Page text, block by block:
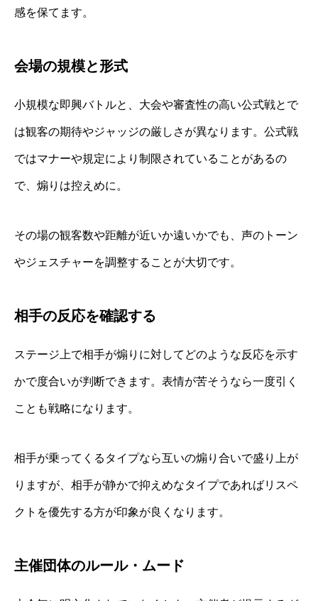
感を保てます。
会場の規模と形式
小規模な即興バトルと、大会や審査性の高い公式戦とで
は観客の期待やジャッジの厳しさが異なります。公式戦
ではマナーや規定により制限されていることがあるの
で、煽りは控えめに。
その場の観客数や距離が近いか遠いかでも、声のトーン
やジェスチャーを調整することが大切です。
相手の反応を確認する
ステージ上で相手が煽りに対してどのような反応を示す
かで度合いが判断できます。表情が苦そうなら一度引く
ことも戦略になります。
相手が乗ってくるタイプなら互いの煽り合いで盛り上が
りますが、相手が静かで抑えめなタイプであればリスペ
クトを優先する方が印象が良くなります。
主催団体のルール・ムード